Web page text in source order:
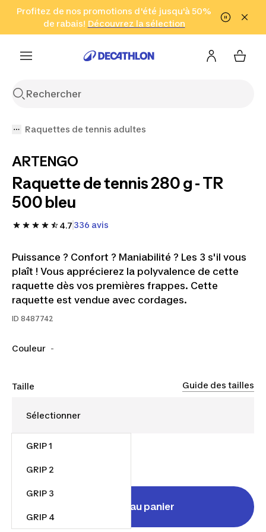
Aller à la recherche Aller au contenu Aller au pied de
Profitez de nos promotions d'été jusqu'à 50%
de rabais! Découvrez la sélection
Cliquez ici
en seulement 2 h!
(Zones sélectionnées)
Raquettes de tennis adultes
ARTENGO
Raquette de tennis 280 g - TR
500 bleu
4.7 336 avis
Puissance ? Confort ? Maniabilité ? Les 3 s'il vous
plaît ! Vous apprécierez la polyvalence de cette
raquette dès vos premières frappes. Cette
raquette est vendue avec cordages.
ID 8487742
Couleur -
Taille Guide des tailles
GRIP 1
GRIP 2
GRIP 3
GRIP 4
Ajouter au panier